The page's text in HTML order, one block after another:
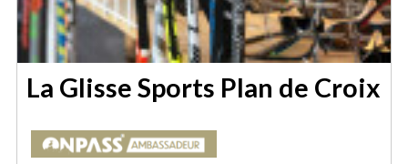
La Glisse Sports Plan de Croix